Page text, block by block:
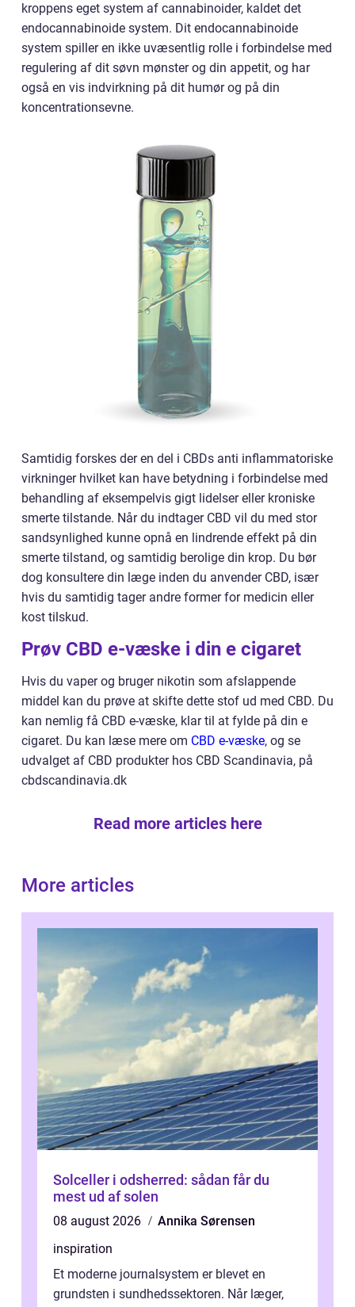
kroppens eget system af cannabinoider, kaldet det
endocannabinoide system. Dit endocannabinoide
system spiller en ikke uvæsentlig rolle i forbindelse med
regulering af dit søvn mønster og din appetit, og har
også en vis indvirkning på dit humør og på din
koncentrationsevne.
Samtidig forskes der en del i CBDs anti inflammatoriske
virkninger hvilket kan have betydning i forbindelse med
behandling af eksempelvis gigt lidelser eller kroniske
smerte tilstande. Når du indtager CBD vil du med stor
sandsynlighed kunne opnå en lindrende effekt på din
smerte tilstand, og samtidig berolige din krop. Du bør
dog konsultere din læge inden du anvender CBD, især
hvis du samtidig tager andre former for medicin eller
kost tilskud.
Prøv CBD e-væske i din e cigaret
Hvis du vaper og bruger nikotin som afslappende
middel kan du prøve at skifte dette stof ud med CBD. Du
kan nemlig få CBD e-væske, klar til at fylde på din e
cigaret. Du kan læse mere om CBD e-væske, og se
udvalget af CBD produkter hos CBD Scandinavia, på
cbdscandinavia.dk
Read more articles here
More articles
Solceller i odsherred: sådan får du
mest ud af solen
08 august 2026
Annika Sørensen
inspiration
Et moderne journalsystem er blevet en
grundsten i sundhedssektoren. Når læger,